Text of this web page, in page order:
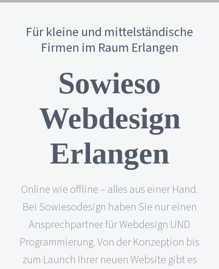
Für kleine und mittelständische
Firmen im Raum Erlangen
Sowieso
Webdesign
Erlangen
Online wie offline – alles aus einer Hand.
Bei Sowiesodesign haben Sie nur einen
Ansprechpartner für Webdesign UND
Programmierung. Von der Konzeption bis
zum Launch Ihrer neuen Website gibt es